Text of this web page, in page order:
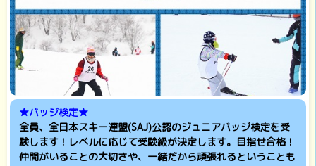
★バッジ検定★
全員、全日本スキー連盟(SAJ)公認のジュニアバッジ検定を受
験します！レベルに応じて受験級が決定します。目指せ合格！
仲間がいることの大切さや、一緒だから頑張れるということも